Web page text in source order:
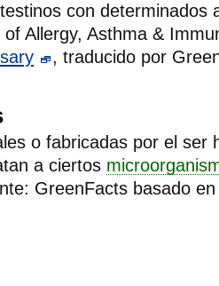
con determinados
of Allergy, Asthma &
, traducido por
o fabricadas por el ser
a ciertos
GreenFacts basado